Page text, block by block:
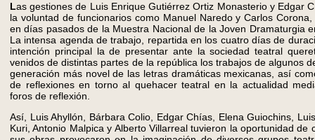
Las gestiones de Luis Enrique Gutiérrez Ortiz Monasterio y Edgar
la voluntad de funcionarios como Manuel Naredo y Carlos
en días pasados de la Muestra Nacional de la Joven Dramaturgia
La intensa agenda de trabajo, repartida en los cuatro días de
intención principal la de presentar ante la sociedad teatral
venidos de distintas partes de la república los trabajos de algunos
generación más novel de las letras dramáticas mexicanas, así
de reflexiones en torno al quehacer teatral en la actualidad
foros de reflexión.
Así, Luis Ahyllón, Bárbara Colio, Edgar Chías, Elena Guiochins,
Kuri, Antonio Malpica y Alberto Villarreal tuvieron la oportunidad de